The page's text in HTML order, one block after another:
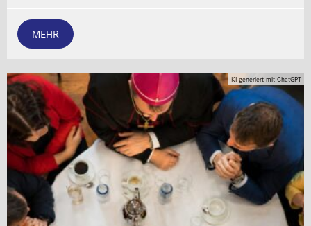
MEHR
KI-generiert mit ChatGPT